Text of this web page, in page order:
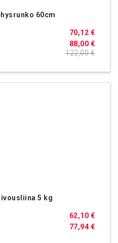
60cm
88,00 €
70,12 €
122,00 €
5 kg
77,94 €
62,10 €